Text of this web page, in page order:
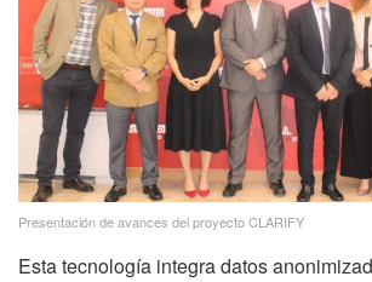
Presentación de avances del proyecto CLARIFY
Esta tecnología integra datos